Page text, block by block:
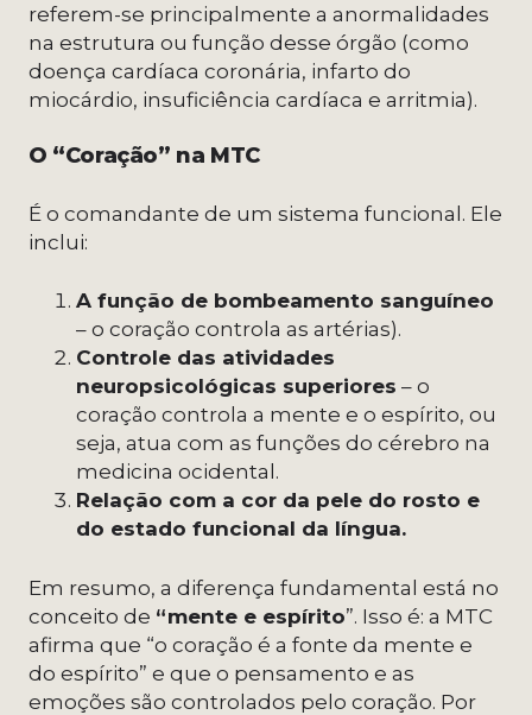
referem-se principalmente a anormalidades
na estrutura ou função desse órgão (como
doença cardíaca coronária, infarto do
miocárdio, insuficiência cardíaca e arritmia).
O “Coração” na MTC
É o comandante de um sistema funcional. Ele
inclui:
A função de bombeamento sanguíneo
– o coração controla as artérias).
Controle das atividades
neuropsicológicas superiores – o
coração controla a mente e o espírito, ou
seja, atua com as funções do cérebro na
medicina ocidental.
Relação com a cor da pele do rosto e
do estado funcional da língua.
Em resumo, a diferença fundamental está no
conceito de “mente e espírito”. Isso é: a MTC
afirma que “o coração é a fonte da mente e
do espírito” e que o pensamento e as
emoções são controlados pelo coração. Por